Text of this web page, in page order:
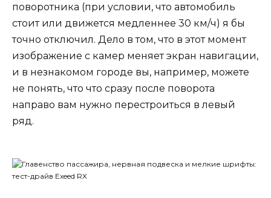
поворотника (при условии, что автомобиль
стоит или движется медленнее 30 км/ч) я бы
точно отключил. Дело в том, что в этот момент
изображение с камер меняет экран навигации,
и в незнакомом городе вы, например, можете
не понять, что что сразу после поворота
направо вам нужно перестроиться в левый
ряд.